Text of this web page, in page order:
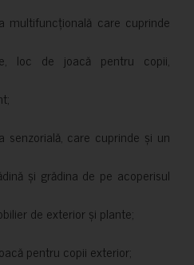
multifuncțională care cuprinde
loc de joacă pentru copii,
senzorială, care cuprinde și un
și grădina de pe acoperisul
de exterior și plante;
pentru copii exterior;